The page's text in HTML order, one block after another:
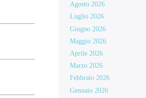
Agosto 2026
Luglio 2026
Giugno 2026
Maggio 2026
Aprile 2026
Marzo 2026
Febbraio 2026
Gennaio 2026